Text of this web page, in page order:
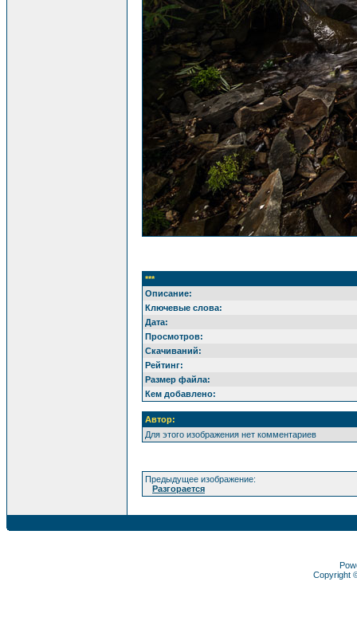
***
Описание:
Ключевые слова:
Дата:
Просмотров:
Скачиваний:
Рейтинг:
Размер файла:
Кем добавлено:
Автор:
Для этого изображения нет комментариев
Предыдущее изображение:
Разгорается
Copyright